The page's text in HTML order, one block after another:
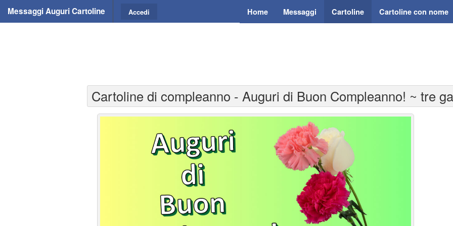
Messaggi Auguri Cartoline Home Messaggi Cartoline Cartoline con nome
Accedi
Cartoline di compleanno - Auguri di Buon Compleanno! ~ tre